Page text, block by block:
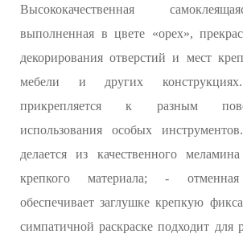
Высококачественная
выполненная в цвете «орех»,
декорирования отверстий и мест
мебели и других
прикрепляется к разным
использования особых
делается из качественного
крепкого материала; -
обеспечивает заглушке крепкую
симпатичной раскраске подходит для